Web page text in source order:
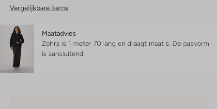
Vergelijkbare items
Maatadvies
Zohra is 1 meter 70 lang en draagt maat s. De pasvorm
is aansluitend